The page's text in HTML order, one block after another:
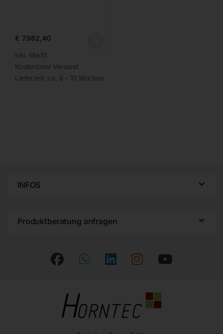
€ 7.982,40
inkl. MwSt.
Kostenloser Versand
Lieferzeit: ca. 8 – 10 Wochen
INFOS
Produktberatung anfragen